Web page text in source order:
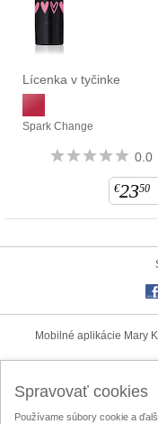
Lícenka v tyčinke
Spark Change
0.0
€2350
Mobilné aplikácie Mary
Spravovať cookies
Používame súbory cookie a